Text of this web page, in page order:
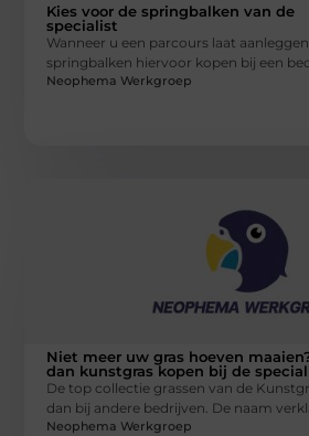
Kies voor de springbalken van de
specialist
Wanneer u een parcours laat
springbalken hiervoor kopen bij een
Neophema Werkgroep
Niet meer uw gras hoeven
dan kunstgras kopen bij de
De top collectie grassen van de
dan bij andere bedrijven. De naam
Neophema Werkgroep